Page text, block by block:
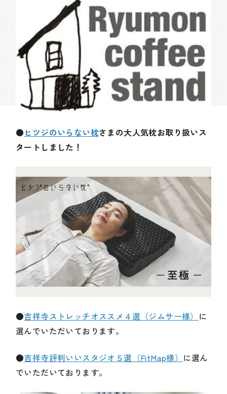
● ヒツジのいらない枕さまの大人気枕お取り扱いス
タートしました！
●吉祥寺ストレッチオススメ４選（ジムサー様） に
選んでいただいております。
●吉祥寺評判いいスタジオ５選（FitMap様） に選ん
でいただいております。